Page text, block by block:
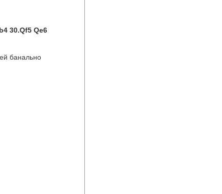
30.Qf5 Qe6
банально